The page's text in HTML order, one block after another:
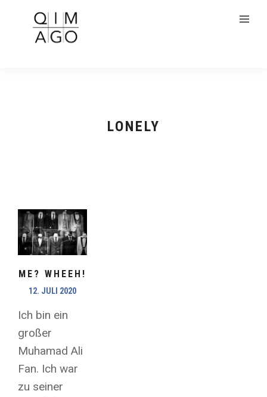
LONELY
ME? WHEEH!
12. JULI 2020
Ich bin ein
großer
Muhamad Ali
Fan. Ich war
zu seiner